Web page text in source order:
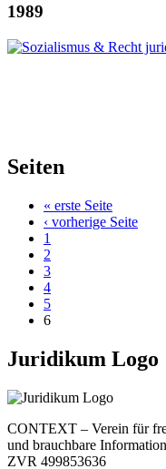
1989
Seiten
« erste Seite
‹ vorherige Seite
1
2
3
4
5
6
Juridikum Logo
CONTEXT – Verein für
und brauchbare Information
ZVR 499853636